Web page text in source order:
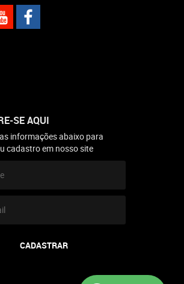
SE AQUI
informações abaixo para
cadastro em nosso site
CADASTRAR